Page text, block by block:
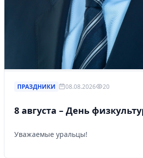
ПРАЗДНИКИ 08.08.2026 20
8 августа – День
Уважаемые уральцы!